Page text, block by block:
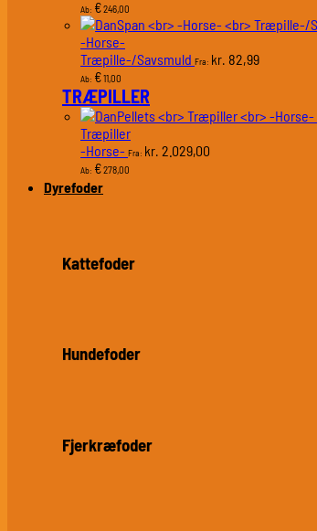
Ab: €246,00
-Horse-
Træpille-/Savsmuld Fra: kr. 82,99
Ab: €11,00
TRÆPILLER
Træpiller
-Horse- Fra: kr. 2.029,00
Ab: €278,00
Dyrefoder
Kattefoder
Hundefoder
Fjerkræfoder